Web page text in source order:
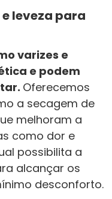
leveza para
varizes e
e podem
Oferecemos
a secagem de
melhoram a
como dor e
possibilita a
alcançar os
desconforto.